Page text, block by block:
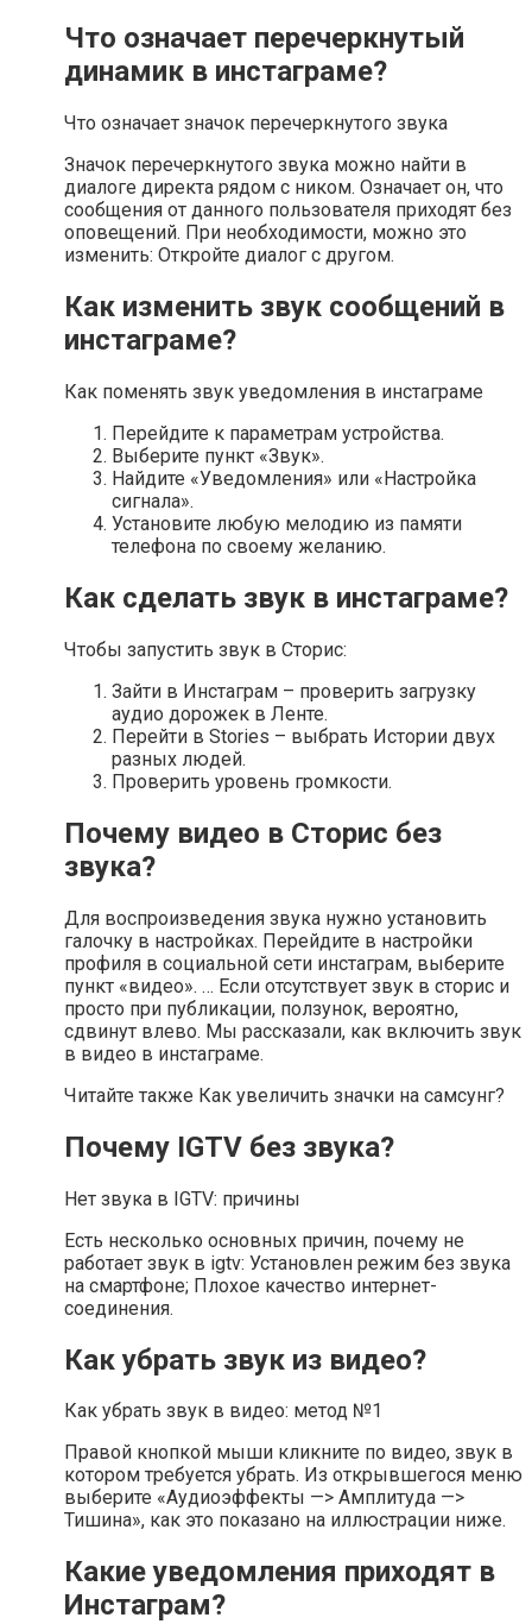
Что означает перечеркнутый
динамик в инстаграме?
Что означает значок перечеркнутого звука
Значок перечеркнутого звука можно найти в
диалоге директа рядом с ником. Означает он, что
сообщения от данного пользователя приходят без
оповещений. При необходимости, можно это
изменить: Откройте диалог с другом.
Как изменить звук сообщений в
инстаграме?
Как поменять звук уведомления в инстаграме
Перейдите к параметрам устройства.
Выберите пункт «Звук».
Найдите «Уведомления» или «Настройка
сигнала».
Установите любую мелодию из памяти
телефона по своему желанию.
Как сделать звук в инстаграме?
Чтобы запустить звук в Сторис:
Зайти в Инстаграм – проверить загрузку
аудио дорожек в Ленте.
Перейти в Stories – выбрать Истории двух
разных людей.
Проверить уровень громкости.
Почему видео в Сторис без
звука?
Для воспроизведения звука нужно установить
галочку в настройках. Перейдите в настройки
профиля в социальной сети инстаграм, выберите
пункт «видео». … Если отсутствует звук в сторис и
просто при публикации, ползунок, вероятно,
сдвинут влево. Мы рассказали, как включить звук
в видео в инстаграме.
Читайте также Как увеличить значки на самсунг?
Почему IGTV без звука?
Нет звука в IGTV: причины
Есть несколько основных причин, почему не
работает звук в igtv: Установлен режим без звука
на смартфоне; Плохое качество интернет-
соединения.
Как убрать звук из видео?
Как убрать звук в видео: метод №1
Правой кнопкой мыши кликните по видео, звук в
котором требуется убрать. Из открывшегося меню
выберите «Аудиоэффекты —> Амплитуда —>
Тишина», как это показано на иллюстрации ниже.
Какие уведомления приходят в
Инстаграм?